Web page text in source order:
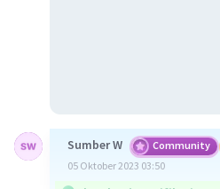
Sumber W Community
05 Oktober 2023 03:50